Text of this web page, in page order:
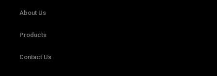
About Us
Products
Contact Us